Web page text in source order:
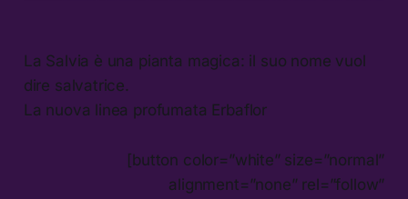
La Salvia è una pianta magica: il suo nome vuol
dire salvatrice.
La nuova linea profumata Erbaflor
[button color=”white” size=”normal”
alignment=”none” rel=”follow”